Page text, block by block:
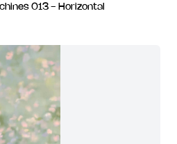
013 - Horizontal